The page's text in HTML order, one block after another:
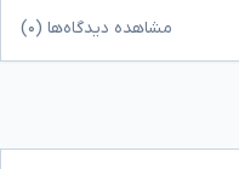
مشاهده دیدگاه‌ها (۰)